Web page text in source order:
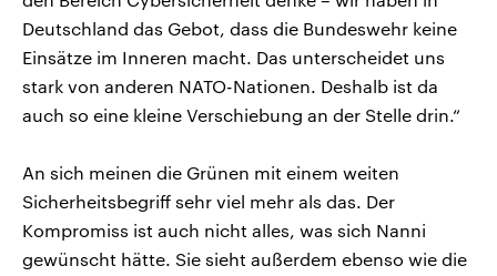
Deutschland das Gebot, dass die Bundeswehr keine
Einsätze im Inneren macht. Das unterscheidet uns
stark von anderen NATO-Nationen. Deshalb ist da
auch so eine kleine Verschiebung an der Stelle drin.“
An sich meinen die Grünen mit einem weiten
Sicherheitsbegriff sehr viel mehr als das. Der
Kompromiss ist auch nicht alles, was sich Nanni
gewünscht hätte. Sie sieht außerdem ebenso wie die